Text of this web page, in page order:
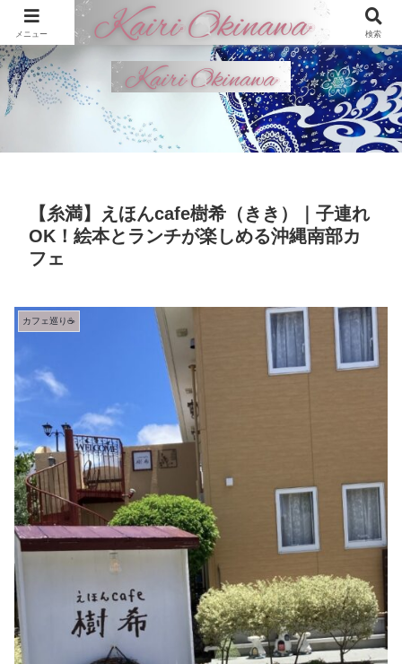
【糸満】えほんcafe樹希（きき）｜子連れ
OK！絵本とランチが楽しめる沖縄南部カ
フェ
カフェ巡り☕
メニュー 検索